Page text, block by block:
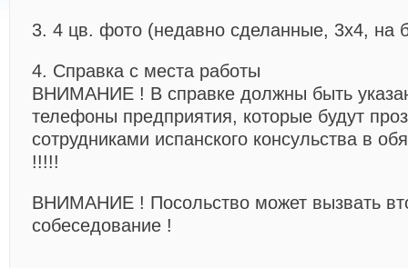
3. 4 цв. фото (недавно сделанные, 3х4, на
4. Справка с места работы
ВНИМАНИЕ ! В справке должны быть
телефоны предприятия, которые будут
сотрудниками испанского консульства в
!!!!!
ВНИМАНИЕ ! Посольство может вызвать
собеседование !